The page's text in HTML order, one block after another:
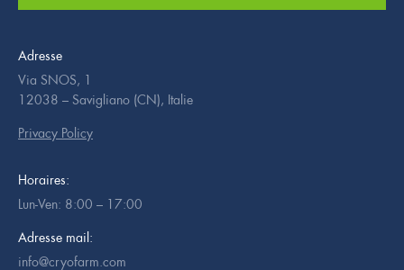
Adresse
Via SNOS, 1
12038 – Savigliano (CN), Italie
Privacy Policy
Horaires:
Lun-Ven: 8:00 – 17:00
Adresse mail:
info@cryofarm.com